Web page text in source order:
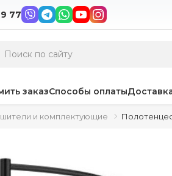
77
заказСпособы оплаты
и комплектующие